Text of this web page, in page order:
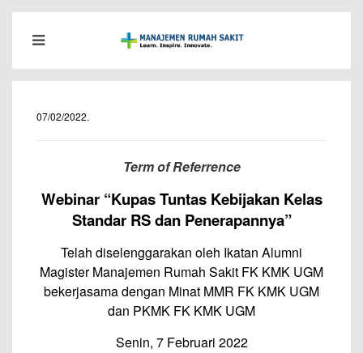
07/02/2022.
Term of Referrence
Webinar “Kupas Tuntas Kebijakan Kelas
Standar RS dan Penerapannya”
Telah diselenggarakan oleh Ikatan Alumni
Magister Manajemen Rumah Sakit FK KMK UGM
bekerjasama dengan Minat MMR FK KMK UGM
dan PKMK FK KMK UGM
Senin, 7 Februari 2022